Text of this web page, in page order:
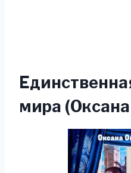
мира